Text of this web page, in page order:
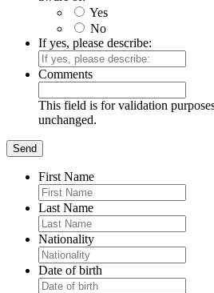
Yes
No
If yes, please describe:
Comments
This field is for validation
unchanged.
First Name
Last Name
Nationality
Date of birth